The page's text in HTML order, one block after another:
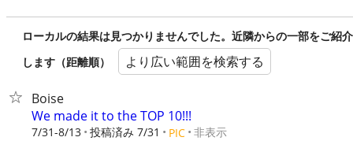
ローカルの結果は見つかりませんでした。近隣からの一部をご紹介
します（距離順）
より広い範囲を検索する
Boise
We made it to the TOP 10!!!
7/31-8/13 投稿済み 7/31 PIC 非表示